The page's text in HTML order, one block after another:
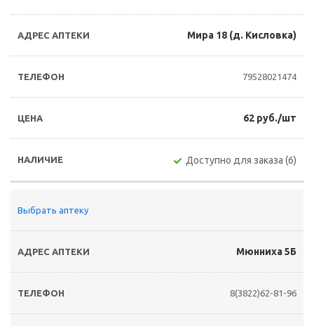
Мира 18 (д. Кисловка)
79528021474
62 руб./шт
Доступно для заказа (6)
Выбрать аптеку
Мюнниха 5Б
8(3822)62-81-96